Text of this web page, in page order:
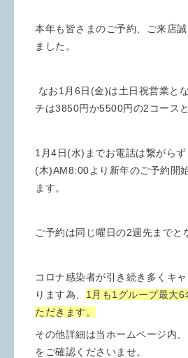
本年も皆さまのご予約、ご来店
ました。
なお1月6日(金)は土日祝営業と
チは3850円か5500円の2コースと
1月4日(水)までお電話は繋がら
(木)AM8:00より新年のご予約開
ます。
ご予約は同じ曜日の2週先までと
コロナ感染者が引き続き多くキ
ります為、 1月も1グループ最大
ただきます。
その他詳細は当ホームページ内、
をご確認くださいませ。